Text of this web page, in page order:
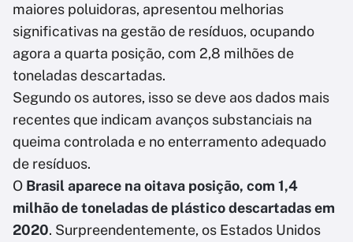
maiores poluidoras, apresentou melhorias
significativas na gestão de resíduos, ocupando
agora a quarta posição, com 2,8 milhões de
toneladas descartadas.
Segundo os autores, isso se deve aos dados mais
recentes que indicam avanços substanciais na
queima controlada e no enterramento adequado
de resíduos.
O Brasil aparece na oitava posição, com 1,4
milhão de toneladas de plástico descartadas em
2020. Surpreendentemente, os Estados Unidos